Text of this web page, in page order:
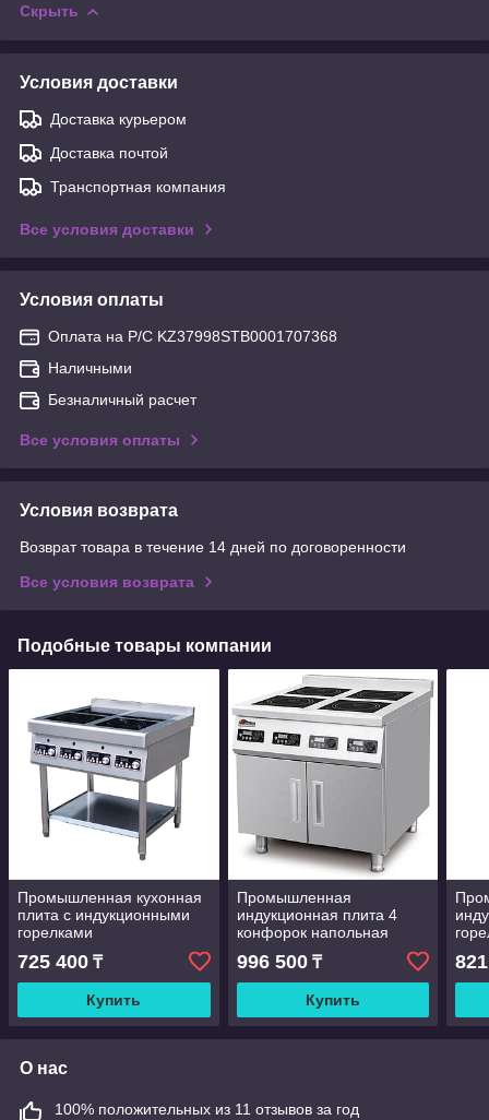
Скрыть
Условия доставки
Доставка курьером
Доставка почтой
Транспортная компания
Все условия доставки
Условия оплаты
Оплата на Р/С KZ37998STB0001707368
Наличными
Безналичный расчет
Все условия оплаты
Условия возврата
Возврат товара в течение 14 дней по договоренности
Все условия возврата
Подобные товары компании
Промышленная кухонная
плита с индукционными
горелками
725 400 ₸
Купить
Промышленная
индукционная плита 4
конфорок напольная
996 500₸
Купить
О нас
100% положительных из 11 отзывов за год